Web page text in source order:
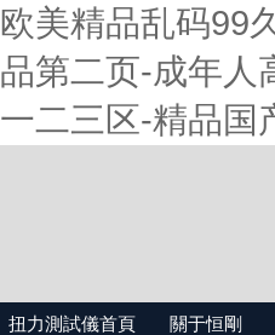
欧美精品乱码99
品第二页-成年人
一二三区-精品国
扭力測試儀首頁 關于恒剛